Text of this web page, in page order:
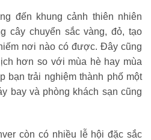
đến khung cảnh thiên nhiên
cây chuyển sắc vàng, đỏ, tạo
nơi nào có được. Đây cũng
hơn so với mùa hè hay mùa
bạn trải nghiệm thành phố một
bay và phòng khách sạn cũng
còn có nhiều lễ hội đặc sắc